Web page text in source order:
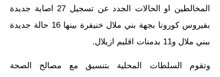
المخالطين او الحالات الجدد عن تسجيل 27 اصابة جديدة
بفيروس كورونا بجهة بني ملال خنيفرة بينها 16 حالة جديدة
ببني ملال و11 بدمنات اقليم ازيلال.
وتقوم السلطات المحلية بتنسيق مع مصالح الصحة